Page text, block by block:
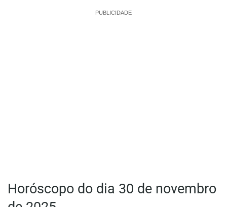
PUBLICIDADE
Horóscopo do dia 30 de novembro